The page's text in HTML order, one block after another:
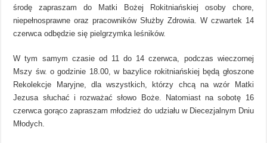
środę zapraszam do Matki Bożej Rokitniańskiej osoby chore,
niepełnosprawne oraz pracowników Służby Zdrowia. W czwartek 14
czerwca odbędzie się pielgrzymka leśników.
W tym samym czasie od 11 do 14 czerwca, podczas wieczornej
Mszy św. o godzinie 18.00, w bazylice rokitniańskiej będą głoszone
Rekolekcje Maryjne, dla wszystkich, którzy chcą na wzór Matki
Jezusa słuchać i rozważać słowo Boże. Natomiast na sobotę 16
czerwca gorąco zapraszam młodzież do udziału w Diecezjalnym Dniu
Młodych.